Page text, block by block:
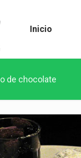
Inicio
de chocolate